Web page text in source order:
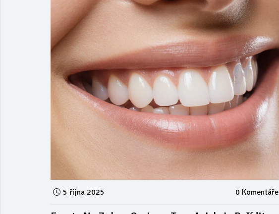
5 října 2025 0 Komentáře